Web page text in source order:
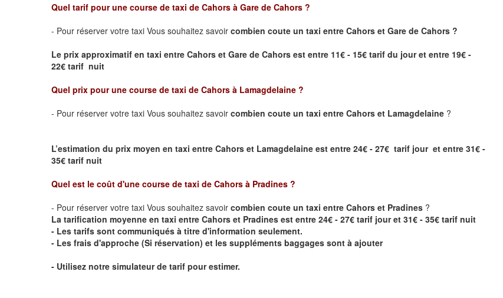
Quel tarif pour une course de taxi de Cahors à Gare de Cahors ?
- Pour réserver votre taxi Vous souhaitez savoir combien coute un taxi entre Cahors et Gare de Cahors ?
Le prix approximatif en taxi entre Cahors et Gare de Cahors est entre 11€ - 15€ tarif du jour et entre 19€ -
22€ tarif nuit
Quel prix pour une course de taxi de Cahors à Lamagdelaine ?
- Pour réserver votre taxi Vous souhaitez savoir combien coute un taxi entre Cahors et Lamagdelaine ?
L’estimation du prix moyen en taxi entre Cahors et Lamagdelaine est entre 24€ - 27€ tarif jour et entre 31€ -
35€ tarif nuit
Quel est le coût d'une course de taxi de Cahors à Pradines ?
- Pour réserver votre taxi Vous souhaitez savoir combien coute un taxi entre Cahors et Pradines ?
La tarification moyenne en taxi entre Cahors et Pradines est entre 24€ - 27€ tarif jour et 31€ - 35€ tarif nuit
- Les tarifs sont communiqués à titre d'information seulement.
- Les frais d'approche (Si réservation) et les suppléments baggages sont à ajouter
- Utilisez notre simulateur de tarif pour estimer.